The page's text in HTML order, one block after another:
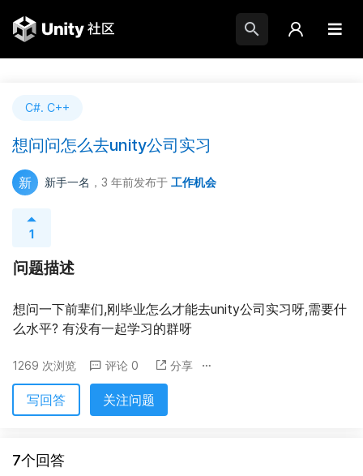
C#. C++
想问问怎么去unity公司实习
新 新手一名 ，3 年前发布于 工作机会
1
问题描述
想问一下前辈们,刚毕业怎么才能去unity公司实习呀,需要什
么水平? 有没有一起学习的群呀
1269 次浏览 评论 0 分享
写回答 关注问题
7个回答